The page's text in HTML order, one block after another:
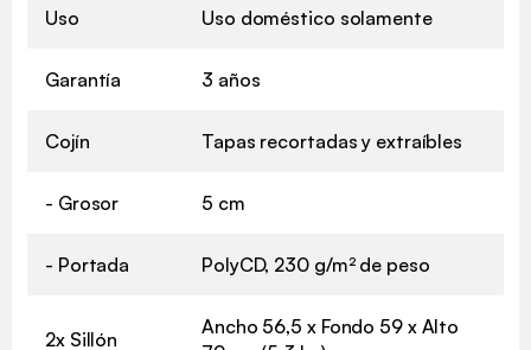
Uso Uso doméstico solamente
Garantía 3 años
Cojín Tapas recortadas y extraíbles
- Grosor 5 cm
- Portada PolyCD, 230 g/m² de peso
2x Sillón
Ancho 56,5 x Fondo 59 x Alto